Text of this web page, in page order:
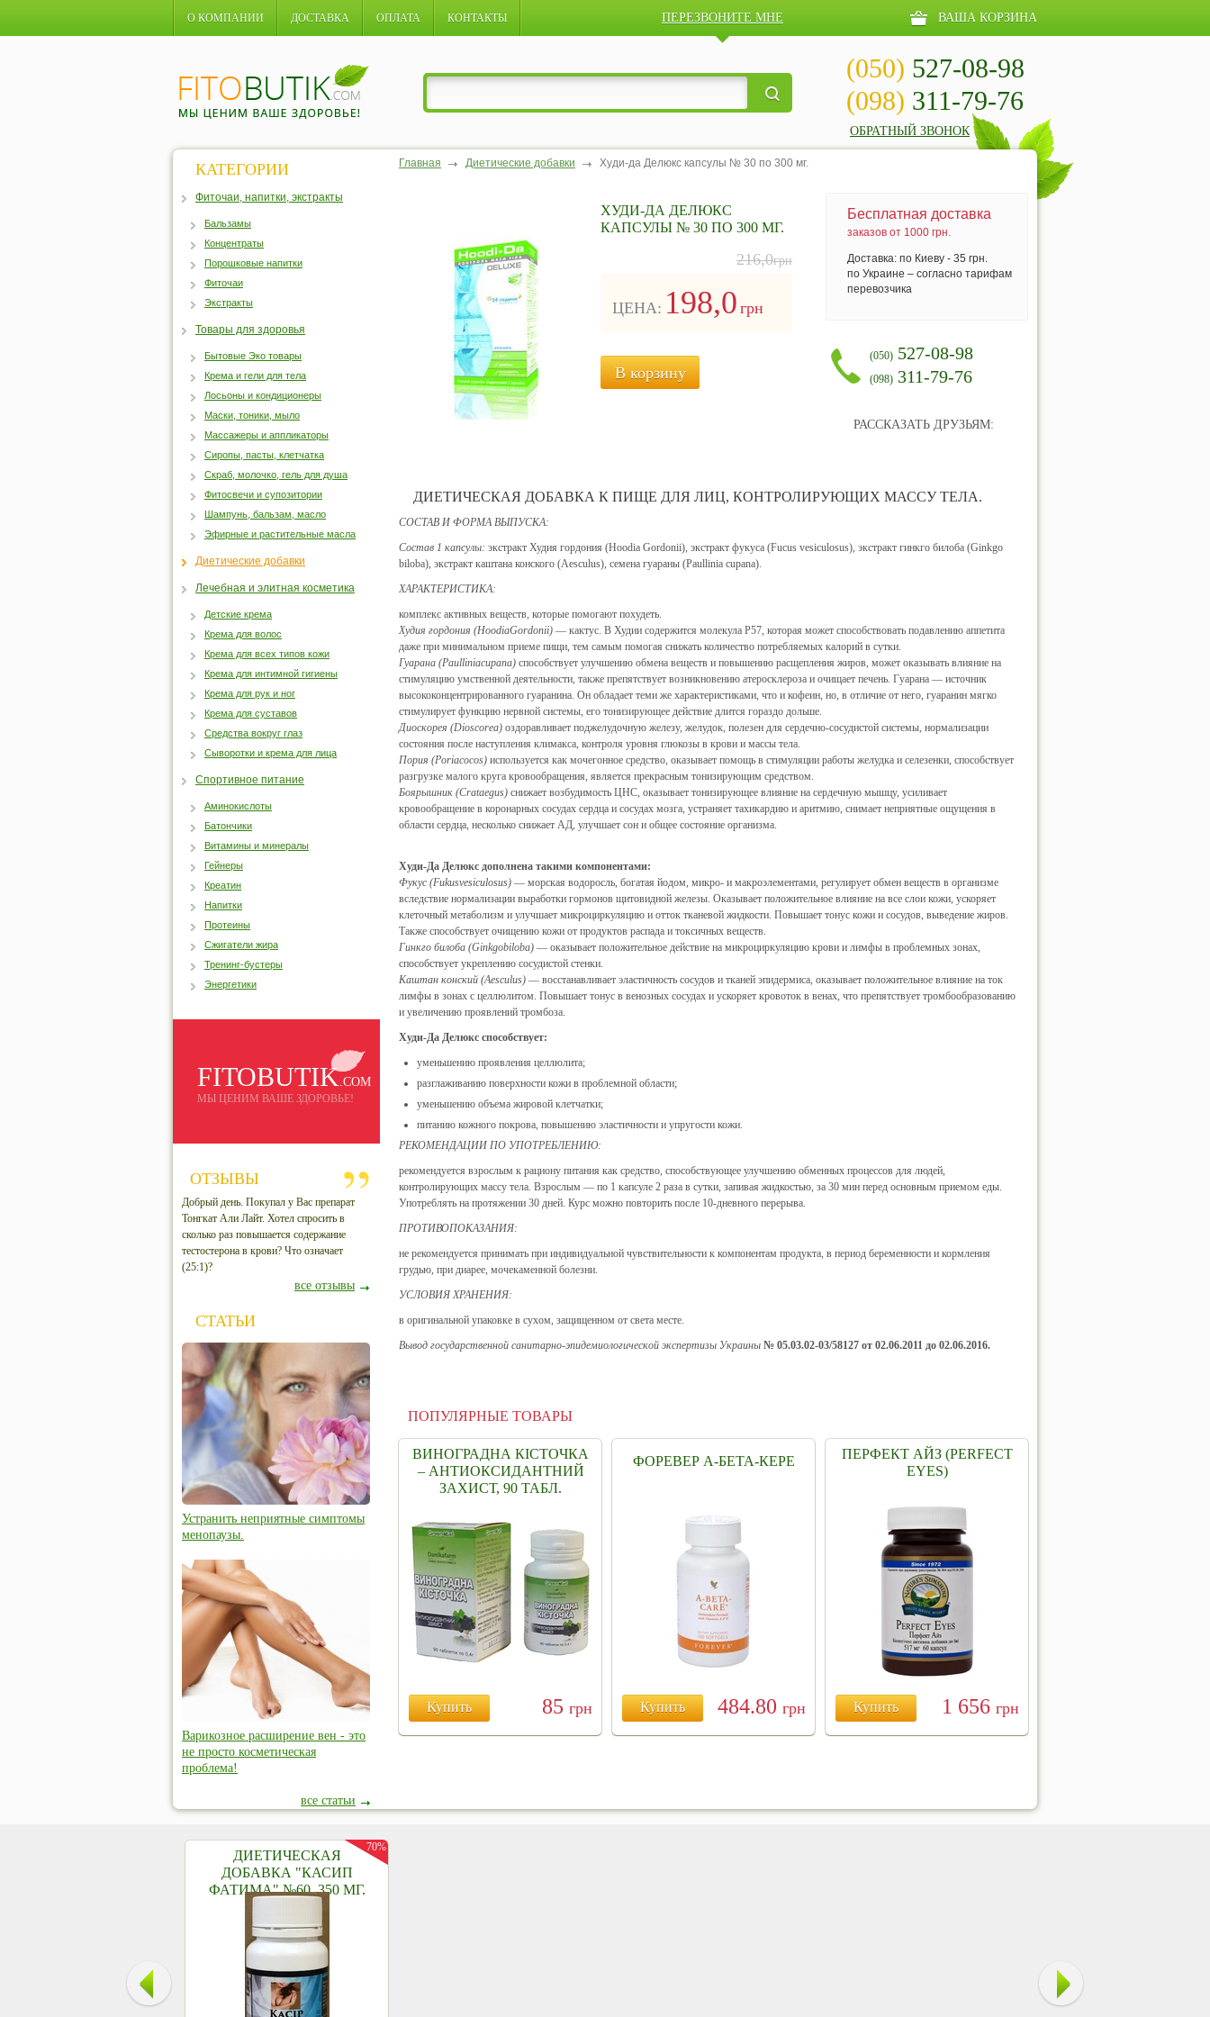
О КОМПАНИИ ДОСТАВКА ОПЛАТА КОНТАКТЫ ПЕРЕЗВОНИТЕ МНЕ ВАША КОРЗИНА
(050) 527-08-98
(098) 311-79-76
ОБРАТНЫЙ ЗВОНОК
Главная Диетические добавки Худи-да Делюкс капсулы № 30 по 300 мг.
ХУДИ-ДА ДЕЛЮКС
КАПСУЛЫ № 30 ПО 300 МГ.
216,0грн
ЦЕНА: 198,0 грн
В корзину
Бесплатная доставка
заказов от 1000 грн.
Доставка: по Киеву - 35 грн.
по Украине – согласно тарифам
перевозчика
(050) 527-08-98
(098) 311-79-76
РАССКАЗАТЬ ДРУЗЬЯМ:
ДИЕТИЧЕСКАЯ ДОБАВКА К ПИЩЕ ДЛЯ ЛИЦ, КОНТРОЛИРУЮЩИХ МАССУ ТЕЛА.
СОСТАВ И ФОРМА ВЫПУСКА:
Состав 1 капсулы: экстракт Худия гордония (Hoodia Gordonii), экстракт фукуса (Fucus vesiculosus), экстракт гинкго билоба (Ginkgo
biloba), экстракт каштана конского (Aesculus), семена гуараны (Paullinia cupana).
ХАРАКТЕРИСТИКА:
комплекс активных веществ, которые помогают похудеть.
Худия гордония (HoodiaGordonii) — кактус. В Худии содержится молекула Р57, которая может способствовать подавлению аппетита
даже при минимальном приеме пищи, тем самым помогая снижать количество потребляемых калорий в сутки.
Гуарана (Paulliniacupana) способствует улучшению обмена веществ и повышению расщепления жиров, может оказывать влияние на
стимуляцию умственной деятельности, также препятствует возникновению атеросклероза и очищает печень. Гуарана — источник
высококонцентрированного гуаранина. Он обладает теми же характеристиками, что и кофеин, но, в отличие от него, гуаранин мягко
стимулирует функцию нервной системы, его тонизирующее действие длится гораздо дольше.
Диоскорея (Dioscorea) оздоравливает поджелудочную железу, желудок, полезен для сердечно-сосудистой системы, нормализации
состояния после наступления климакса, контроля уровня глюкозы в крови и массы тела.
Пория (Poriacocos) используется как мочегонное средство, оказывает помощь в стимуляции работы желудка и селезенки, способствует
разгрузке малого круга кровообращения, является прекрасным тонизирующим средством.
Боярышник (Crataegus) снижает возбудимость ЦНС, оказывает тонизирующее влияние на сердечную мышцу, усиливает
кровообращение в коронарных сосудах сердца и сосудах мозга, устраняет тахикардию и аритмию, снимает неприятные ощущения в
области сердца, несколько снижает АД, улучшает сон и общее состояние организма.
Худи-Да Делюкс дополнена такими компонентами:
Фукус (Fukusvesiculosus) — морская водоросль, богатая йодом, микро- и макроэлементами, регулирует обмен веществ в организме
вследствие нормализации выработки гормонов щитовидной железы. Оказывает положительное влияние на все слои кожи, ускоряет
клеточный метаболизм и улучшает микроциркуляцию и отток тканевой жидкости. Повышает тонус кожи и сосудов, выведение жиров.
Также способствует очищению кожи от продуктов распада и токсичных веществ.
Гинкго билоба (Ginkgobiloba) — оказывает положительное действие на микроциркуляцию крови и лимфы в проблемных зонах,
способствует укреплению сосудистой стенки.
Каштан конский (Aesculus) — восстанавливает эластичность сосудов и тканей эпидермиса, оказывает положительное влияние на ток
лимфы в зонах с целлюлитом. Повышает тонус в венозных сосудах и ускоряет кровоток в венах, что препятствует тромбообразованию
и увеличению проявлений тромбоза.
Худи-Да Делюкс способствует:
уменьшению проявления целлюлита;
разглаживанию поверхности кожи в проблемной области;
уменьшению объема жировой клетчатки;
питанию кожного покрова, повышению эластичности и упругости кожи.
РЕКОМЕНДАЦИИ ПО УПОТРЕБЛЕНИЮ:
рекомендуется взрослым к рациону питания как средство, способствующее улучшению обменных процессов для людей,
контролирующих массу тела. Взрослым — по 1 капсуле 2 раза в сутки, запивая жидкостью, за 30 мин перед основным приемом еды.
Употреблять на протяжении 30 дней. Курс можно повторить после 10-дневного перерыва.
ПРОТИВОПОКАЗАНИЯ:
не рекомендуется принимать при индивидуальной чувствительности к компонентам продукта, в период беременности и кормления
грудью, при диарее, мочекаменной болезни.
УСЛОВИЯ ХРАНЕНИЯ:
в оригинальной упаковке в сухом, защищенном от света месте.
Вывод государственной санитарно-эпидемиологической экспертизы Украины № 05.03.02-03/58127 от 02.06.2011 до 02.06.2016.
ПОПУЛЯРНЫЕ ТОВАРЫ
ВИНОГРАДНА КІСТОЧКА
– АНТИОКСИДАНТНИЙ
ЗАХИСТ, 90 ТАБЛ.
Купить 85 грн
ФОРЕВЕР А-БЕТА-КЕРЕ
Купить 484.80 грн
ПЕРФЕКТ АЙЗ (PERFECT
EYES)
Купить 1 656 грн
КАТЕГОРИИ
Фиточаи, напитки, экстракты
Бальзамы
Концентраты
Порошковые напитки
Фиточаи
Экстракты
Товары для здоровья
Бытовые Эко товары
Крема и гели для тела
Лосьоны и кондиционеры
Маски, тоники, мыло
Массажеры и аппликаторы
Сиропы, пасты, клетчатка
Скраб, молочко, гель для душа
Фитосвечи и супозитории
Шампунь, бальзам, масло
Эфирные и растительные масла
Диетические добавки
Лечебная и элитная косметика
Детские крема
Крема для волос
Крема для всех типов кожи
Крема для интимной гигиены
Крема для рук и ног
Крема для суставов
Средства вокруг глаз
Сыворотки и крема для лица
Спортивное питание
Аминокислоты
Батончики
Витамины и минералы
Гейнеры
Креатин
Напитки
Протеины
Сжигатели жира
Тренинг-бустеры
Энергетики
FITOBUTIK.COM
МЫ ЦЕНИМ ВАШЕ ЗДОРОВЬЕ!
ОТЗЫВЫ
Добрый день. Покупал у Вас препарат
Тонгкат Али Лайт. Хотел спросить в
сколько раз повышается содержание
тестостерона в крови? Что означает
(25:1)?
все отзывы
СТАТЬИ
Устранить неприятные симптомы
менопаузы.
Варикозное расширение вен - это
не просто косметическая
проблема!
все статьи
ДИЕТИЧЕСКАЯ
ДОБАВКА "КАСИП
ФАТИМА" №60, 350 МГ.
70%